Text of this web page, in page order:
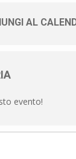
AL
evento!